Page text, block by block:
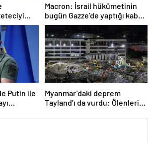
etti
Macron: İsrail hükümetinin
bugün Gazze’de yaptığı kabul
edilemez
Putin ile
Myanmar’daki deprem
Tayland’ı da vurdu: Ölenlerin